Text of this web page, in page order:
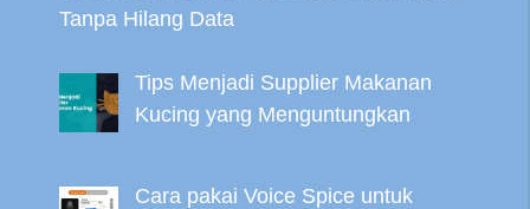
Tanpa Hilang Data
Tips Menjadi Supplier Makanan
Kucing yang Menguntungkan
Cara pakai Voice Spice untuk